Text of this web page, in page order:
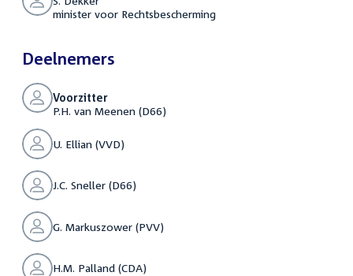
minister voor Rechtsbescherming
Deelnemers
Voorzitter
P.H. van Meenen (D66)
U. Ellian (VVD)
J.C. Sneller (D66)
G. Markuszower (PVV)
H.M. Palland (CDA)